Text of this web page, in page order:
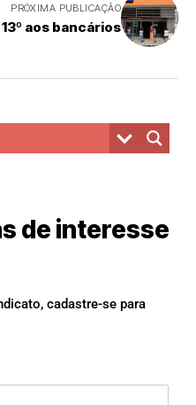
PRÓXIMA PUBLICAÇÃO
aos bancários
de interesse
cadastre-se para